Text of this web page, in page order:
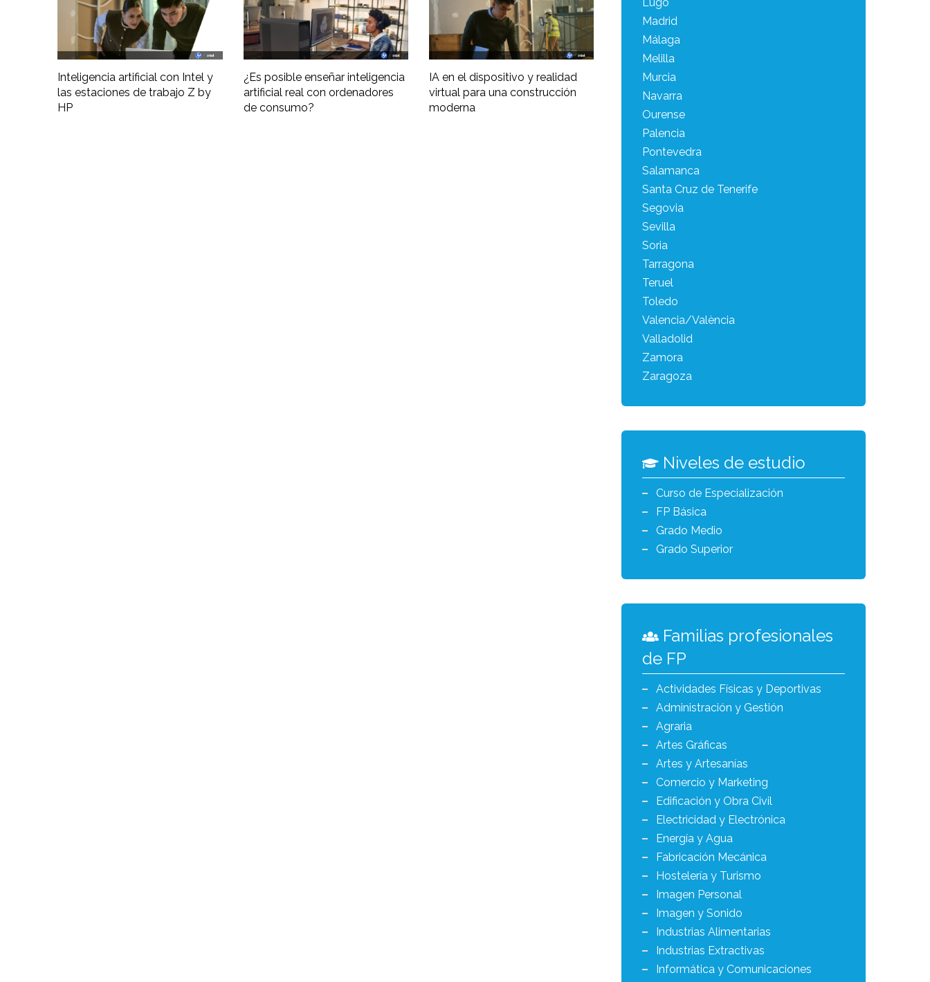
Inteligencia artificial con Intel y
las estaciones de trabajo Z by
HP
¿Es posible enseñar inteligencia
artificial real con ordenadores
de consumo?
IA en el dispositivo y realidad
virtual para una construcción
moderna
Madrid
Málaga
Melilla
Murcia
Navarra
Ourense
Palencia
Pontevedra
Salamanca
Santa Cruz de Tenerife
Segovia
Sevilla
Soria
Tarragona
Teruel
Toledo
Valencia/València
Valladolid
Zamora
Zaragoza
Niveles de estudio
Curso de Especialización
FP Básica
Grado Medio
Grado Superior
Familias profesionales
de FP
Actividades Físicas y Deportivas
Administración y Gestión
Agraria
Artes Gráficas
Artes y Artesanías
Comercio y Marketing
Edificación y Obra Civil
Electricidad y Electrónica
Energía y Agua
Fabricación Mecánica
Hostelería y Turismo
Imagen Personal
Imagen y Sonido
Industrias Alimentarias
Industrias Extractivas
Informática y Comunicaciones